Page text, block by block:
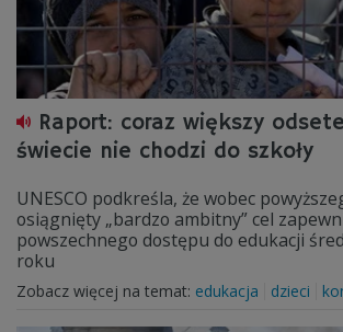
Raport: coraz większy
świecie nie chodzi do szkoły
UNESCO podkreśla, że wobec
osiągnięty „bardzo ambitny” cel
powszechnego dostępu do edukacji
roku
Zobacz więcej na temat: edukacja dzieci